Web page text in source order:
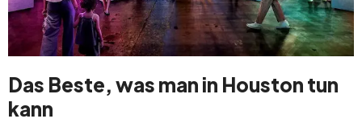
Das Beste, was man in Houston tun
kann